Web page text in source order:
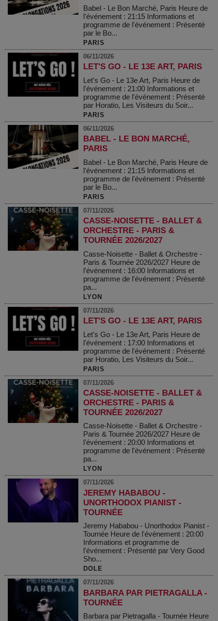
Babel - Le Bon Marché, Paris Heure de
l'événement : 21:15 Informations et
programme de l'événement : Présenté
par le Bo...
PARIS
06/11/2026
LET'S GO - LE 13E ART, PARIS
Let's Go - Le 13e Art, Paris Heure de
l'événement : 21:00 Informations et
programme de l'événement : Présenté
par Horatio, Les Visiteurs du Soir...
PARIS
06/11/2026
BABEL - LE BON MARCHÉ,
PARIS
Babel - Le Bon Marché, Paris Heure de
l'événement : 21:15 Informations et
programme de l'événement : Présenté
par le Bo...
PARIS
07/11/2026
CASSE-NOISETTE - BALLET &
ORCHESTRE - PARIS &
TOURNÉE 2026/2027
Casse-Noisette - Ballet & Orchestre -
Paris & Tournée 2026/2027 Heure de
l'événement : 16:00 Informations et
programme de l'événement : Présenté
pa...
LYON
07/11/2026
LET'S GO - LE 13E ART, PARIS
Let's Go - Le 13e Art, Paris Heure de
l'événement : 17:00 Informations et
programme de l'événement : Présenté
par Horatio, Les Visiteurs du Soir...
PARIS
07/11/2026
CASSE-NOISETTE - BALLET &
ORCHESTRE - PARIS &
TOURNÉE 2026/2027
Casse-Noisette - Ballet & Orchestre -
Paris & Tournée 2026/2027 Heure de
l'événement : 20:00 Informations et
programme de l'événement : Présenté
pa...
LYON
07/11/2026
JEREMY HABABOU -
UNORTHODOX PIANIST -
TOURNÉE
Jeremy Hababou - Unorthodox Pianist -
Tournée Heure de l'événement : 20:00
Informations et programme de
l'événement : Présenté par Very Good
Sho...
DOLE
07/11/2026
BARBARA PAR PIETRAGALLA -
TOURNÉE
Barbara par Pietragalla - Tournée Heure